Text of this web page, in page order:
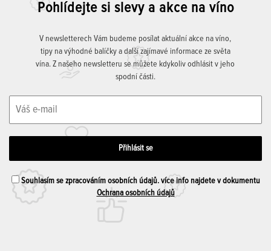
Pohlídejte si slevy a akce na víno
V newsletterech Vám budeme posílat aktuální akce na víno,
tipy na výhodné balíčky a další zajímavé informace ze světa
vína. Z našeho newsletteru se můžete kdykoliv odhlásit v jeho
spodní části.
Souhlasím se zpracováním osobních údajů. více info najdete v dokumentu
Ochrana osobních údajů